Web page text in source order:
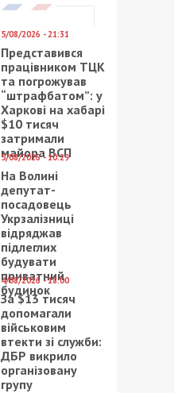
5/08/2026 - 21:31
Представився
працівником ТЦК
та погрожував
“штрафбатом”: у
Харкові на хабарі
$10 тисяч
затримали
майора ВСП
5/08/2026 - 10:29
На Волині
депутат-
посадовець
Укрзалізниці
відряджав
підлеглих
будувати
приватний
будинок
4/08/2026 - 18:00
За $13 тисяч
допомагали
військовим
втекти зі служби:
ДБР викрило
організовану
групу